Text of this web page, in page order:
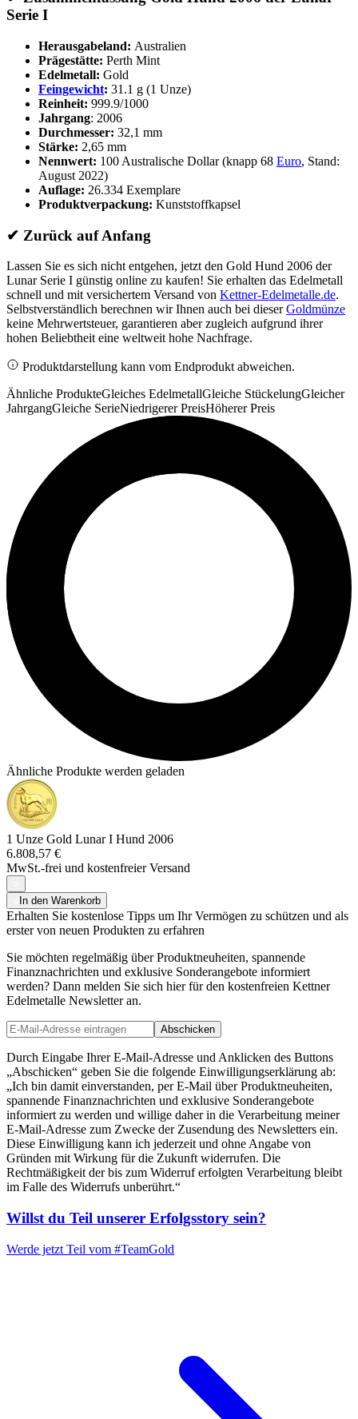
Serie I
Herausgabeland: Australien
Prägestätte: Perth Mint
Edelmetall: Gold
Feingewicht: 31.1 g (1 Unze)
Reinheit: 999.9/1000
Jahrgang: 2006
Durchmesser: 32,1 mm
Stärke: 2,65 mm
Nennwert: 100 Australische Dollar (knapp 68 Euro, Stand:
August 2022)
Auflage: 26.334 Exemplare
Produktverpackung: Kunststoffkapsel
✔ Zurück auf Anfang
Lassen Sie es sich nicht entgehen, jetzt den Gold Hund 2006 der
Lunar Serie I günstig online zu kaufen! Sie erhalten das Edelmetall
schnell und mit versichertem Versand von Kettner-Edelmetalle.de.
Selbstverständlich berechnen wir Ihnen auch bei dieserGoldmünze
keine Mehrwertsteuer, garantieren aber zugleich aufgrund ihrer
hohen Beliebtheit eine weltweit hohe Nachfrage.
Produktdarstellung kann vom Endprodukt abweichen.
Ähnliche ProdukteGleiches EdelmetallGleiche StückelungGleicher
JahrgangGleiche SerieNiedrigerer PreisHöherer Preis
Ähnliche Produkte werden geladen
1 Unze Gold Lunar I Hund 2006
6.808,57 €
MwSt.-frei und kostenfreier Versand
In den Warenkorb
Erhalten Sie kostenlose Tipps um Ihr Vermögen zu schützen und als
erster von neuen Produkten zu erfahren
Sie möchten regelmäßig über Produktneuheiten, spannende
Finanznachrichten und exklusive Sonderangebote informiert
werden? Dann melden Sie sich hier für den kostenfreien Kettner
Edelmetalle Newsletter an.
Abschicken
Durch Eingabe Ihrer E-Mail-Adresse und Anklicken des Buttons
„Abschicken“ geben Sie die folgende Einwilligungserklärung ab:
„Ich bin damit einverstanden, per E-Mail über Produktneuheiten,
spannende Finanznachrichten und exklusive Sonderangebote
informiert zu werden und willige daher in die Verarbeitung meiner
E-Mail-Adresse zum Zwecke der Zusendung des Newsletters ein.
Diese Einwilligung kann ich jederzeit und ohne Angabe von
Gründen mit Wirkung für die Zukunft widerrufen. Die
Rechtmäßigkeit der bis zum Widerruf erfolgten Verarbeitung bleibt
im Falle des Widerrufs unberührt.“
Willst du Teil unserer Erfolgsstory sein?
Werde jetzt Teil vom #TeamGold